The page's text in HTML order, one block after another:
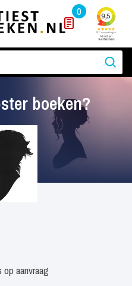
0
boeken?
op aanvraag